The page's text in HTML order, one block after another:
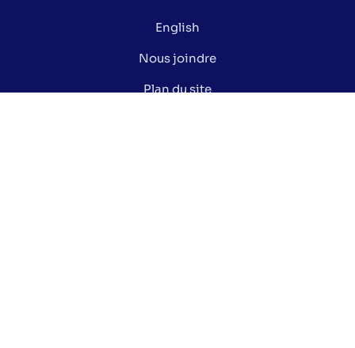
English
Nous joindre
Plan du site